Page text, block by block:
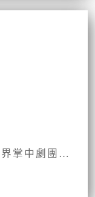
11.台灣（閩南）布袋戲：新世界掌中劇團第3集第21、22面